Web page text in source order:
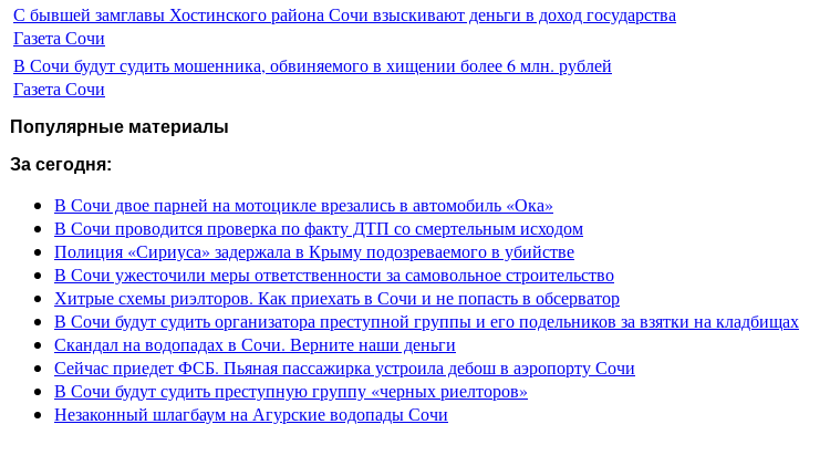
С бывшей замглавы Хостинского района Сочи взыскивают деньги в доход государства
Газета Сочи
В Сочи будут судить мошенника, обвиняемого в хищении более 6 млн. рублей
Газета Сочи
Популярные материалы
За сегодня:
В Сочи двое парней на мотоцикле врезались в автомобиль «Ока»
В Сочи проводится проверка по факту ДТП со смертельным исходом
Полиция «Сириуса» задержала в Крыму подозреваемого в убийстве
В Сочи ужесточили меры ответственности за самовольное строительство
Хитрые схемы риэлторов. Как приехать в Сочи и не попасть в обсерватор
В Сочи будут судить организатора преступной группы и его подельников за взятки на кладбищах
Скандал на водопадах в Сочи. Верните наши деньги
Сейчас приедет ФСБ. Пьяная пассажирка устроила дебош в аэропорту Сочи
В Сочи будут судить преступную группу «черных риелторов»
Незаконный шлагбаум на Агурские водопады Сочи